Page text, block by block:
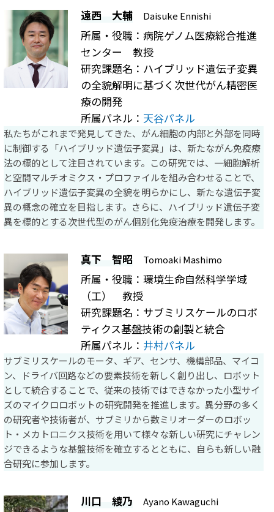
遠西 大輔 Daisuke Ennishi
所属・役職：病院ゲノム医療総合推進
センター 教授
研究課題名：ハイブリッド遺伝子変異
の全貌解明に基づく次世代がん精密医
療の開発
所属パネル： 天谷パネル
私たちがこれまで発見してきた、がん細胞の内部と外部を同時
に制御する「ハイブリッド遺伝子変異」は、新たながん免疫療
法の標的として注目されています。この研究では、一細胞解析
と空間マルチオミクス・プロファイルを組み合わせることで、
ハイブリッド遺伝子変異の全貌を明らかにし、新たな遺伝子変
異の概念の確立を目指します。さらに、ハイブリッド遺伝子変
異を標的とする次世代型のがん個別化免疫治療を開発します。
真下 智昭 Tomoaki Mashimo
所属・役職：環境生命自然科学学域
（工） 教授
研究課題名：サブミリスケールのロボ
ティクス基盤技術の創製と統合
所属パネル： 井村パネル
サブミリスケールのモータ、ギア、センサ、機構部品、マイコ
ン、ドライバ回路などの要素技術を新しく創り出し、ロボット
として統合することで、従来の技術ではできなかった小型サイ
ズのマイクロロボットの研究開発を推進します。異分野の多く
の研究者や技術者が、サブミリから数ミリオーダーのロボッ
ト・メカトロニクス技術を用いて様々な新しい研究にチャレン
ジできるような基盤技術を確立するとともに、自らも新しい融
合研究に参加します。
川口 綾乃 Ayano Kawaguchi